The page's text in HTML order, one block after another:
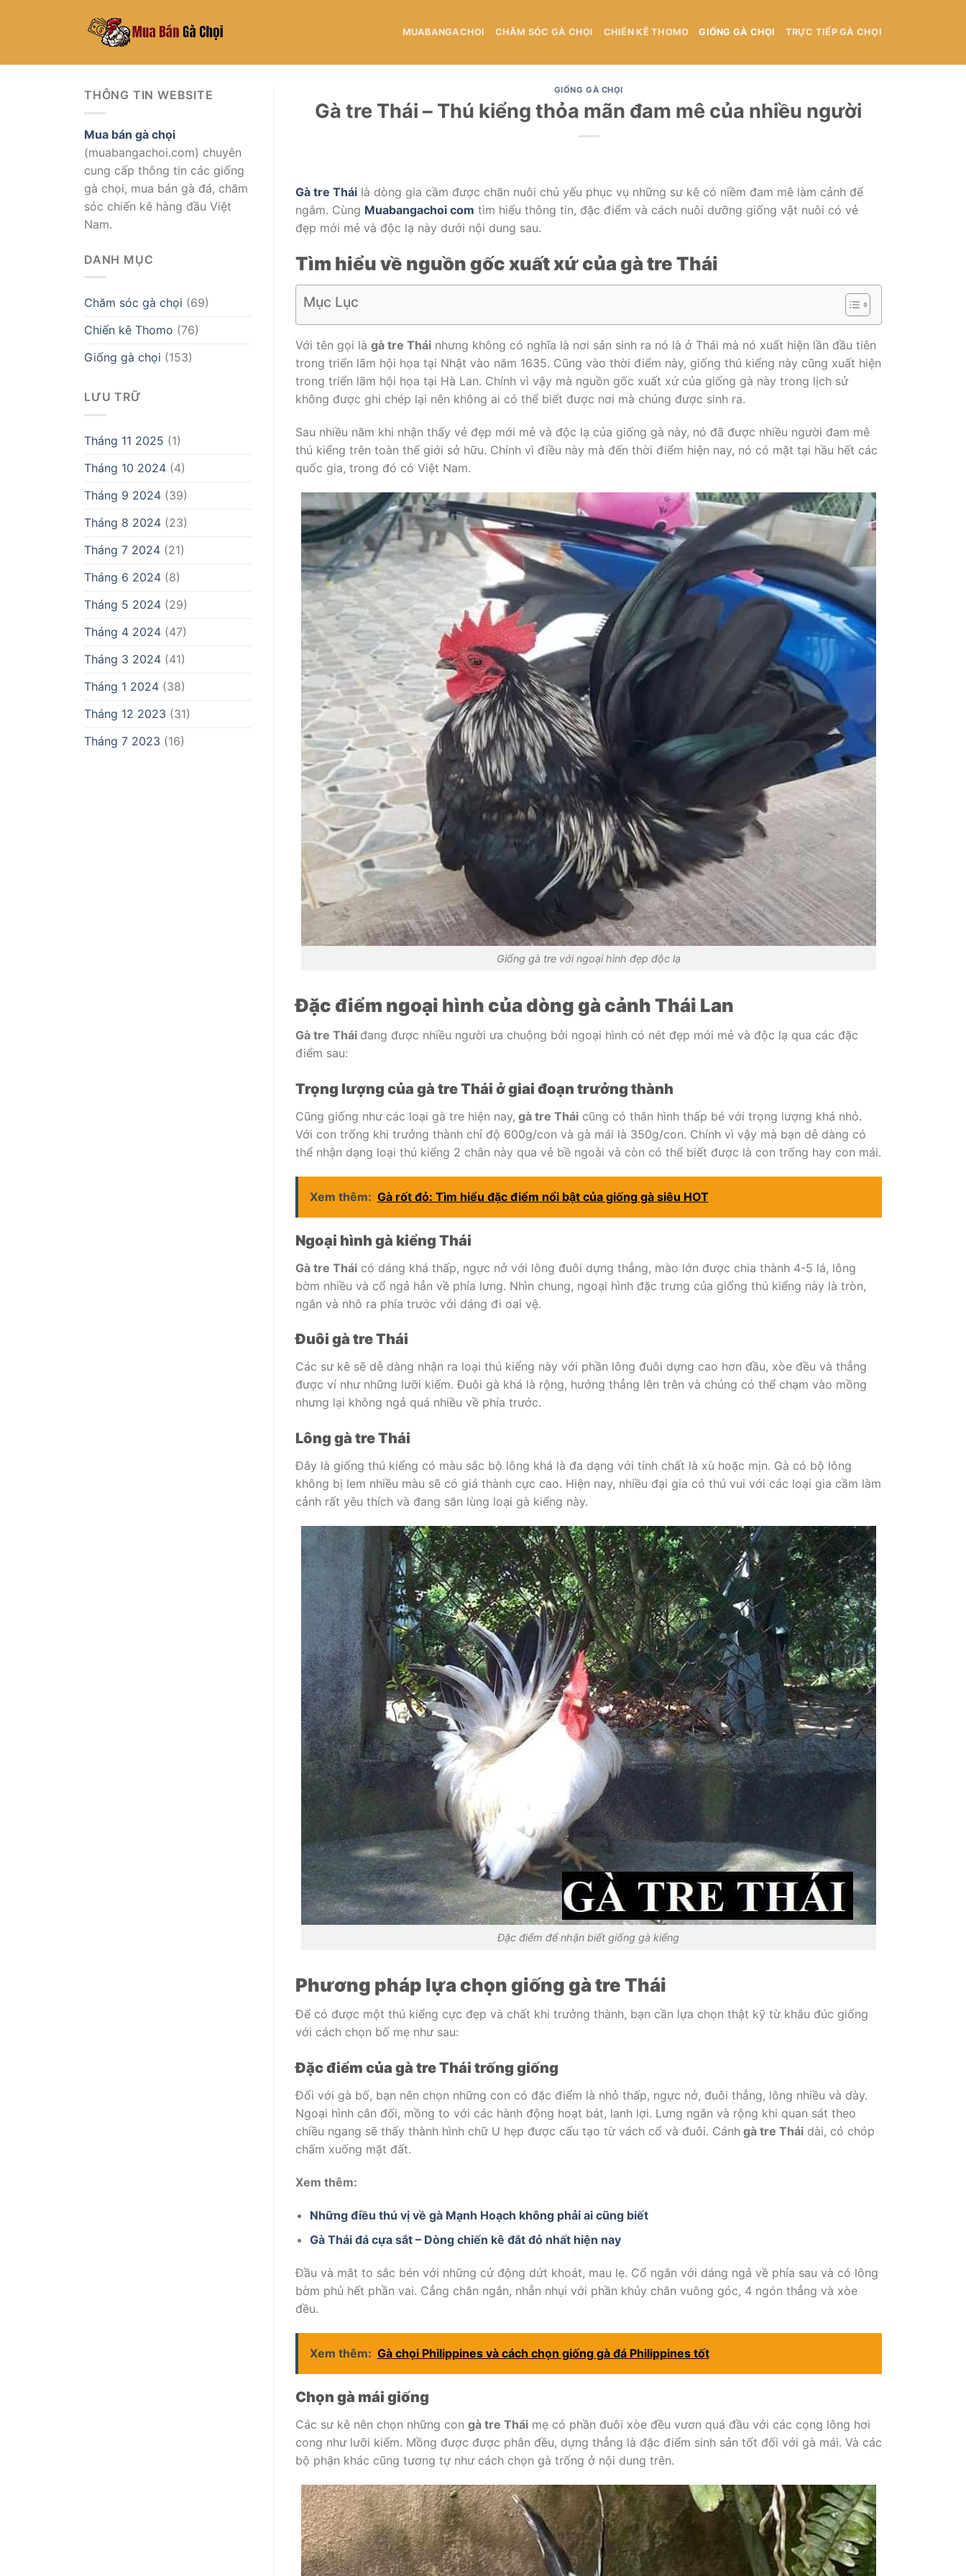
MUABANGACHOI CHĂM SÓC GÀ CHỌI CHIẾN KÊ THOMO GIỐNG GÀ CHỌI TRỰC TIẾP GÀ CHỌI
THÔNG TIN WEBSITE
Mua bán gà chọi
(muabangachoi.com) chuyên
cung cấp thông tin các giống
gà chọi, mua bán gà đá, chăm
sóc chiến kê hàng đầu Việt
Nam.
DANH MỤC
Chăm sóc gà chọi (69)
Chiến kê Thomo (76)
Giống gà chọi (153)
LƯU TRỮ
Tháng 11 2025 (1)
Tháng 10 2024 (4)
Tháng 9 2024 (39)
Tháng 8 2024 (23)
Tháng 7 2024 (21)
Tháng 6 2024 (8)
Tháng 5 2024 (29)
Tháng 4 2024 (47)
Tháng 3 2024 (41)
Tháng 1 2024 (38)
Tháng 12 2023 (31)
Tháng 7 2023 (16)
GIỐNG GÀ CHỌI
Gà tre Thái – Thú kiểng thỏa mãn đam mê của nhiều người
Gà tre Tháilà dòng gia cầm được chăn nuôi chủ yếu phục vụ những sư kê có niềm đam mê làm cảnh để
ngắm. Cùng Muabangachoi com tìm hiểu thông tin, đặc điểm và cách nuôi dưỡng giống vật nuôi có vẻ
đẹp mới mẻ và độc lạ này dưới nội dung sau.
Tìm hiểu về nguồn gốc xuất xứ của gà tre Thái
Mục Lục
Với tên gọi là gà tre Tháinhưng không có nghĩa là nơi sản sinh ra nó là ở Thái mà nó xuất hiện lần đầu tiên
trong triển lãm hội họa tại Nhật vào năm 1635. Cũng vào thời điểm này, giống thú kiểng này cũng xuất hiện
trong triển lãm hội họa tại Hà Lan. Chính vì vậy mà nguồn gốc xuất xứ của giống gà này trong lịch sử
không được ghi chép lại nên không ai có thể biết được nơi mà chúng được sinh ra.
Sau nhiều năm khi nhận thấy vẻ đẹp mới mẻ và độc lạ của giống gà này, nó đã được nhiều người đam mê
thú kiểng trên toàn thế giới sở hữu. Chính vì điều này mà đến thời điểm hiện nay, nó có mặt tại hầu hết các
quốc gia, trong đó có Việt Nam.
Giống gà tre với ngoại hình đẹp độc lạ
Đặc điểm ngoại hình của dòng gà cảnh Thái Lan
Gà tre Thái đang được nhiều người ưa chuộng bởi ngoại hình có nét đẹp mới mẻ và độc lạ qua các đặc
điểm sau:
Trọng lượng của gà tre Thái ở giai đoạn trưởng thành
Cũng giống như các loại gà tre hiện nay, gà tre Tháicũng có thân hình thấp bé với trọng lượng khá nhỏ.
Với con trống khi trưởng thành chỉ độ 600g/con và gà mái là 350g/con. Chính vì vậy mà bạn dễ dàng có
thể nhận dạng loại thú kiểng 2 chân này qua vẻ bề ngoài và còn có thể biết được là con trống hay con mái.
Xem thêm: Gà rốt đỏ: Tìm hiểu đặc điểm nổi bật của giống gà siêu HOT
Ngoại hình gà kiểng Thái
Gà tre Tháicó dáng khá thấp, ngực nở với lông đuôi dựng thẳng, mào lớn được chia thành 4-5 lá, lông
bờm nhiều và cổ ngả hẳn về phía lưng. Nhìn chung, ngoại hình đặc trưng của giống thú kiểng này là tròn,
ngắn và nhô ra phía trước với dáng đi oai vệ.
Đuôi gà tre Thái
Các sư kê sẽ dễ dàng nhận ra loại thú kiểng này với phần lông đuôi dựng cao hơn đầu, xòe đều và thẳng
được ví như những lưỡi kiếm. Đuôi gà khá là rộng, hướng thẳng lên trên và chúng có thể chạm vào mồng
nhưng lại không ngả quá nhiều về phía trước.
Lông gà tre Thái
Đây là giống thú kiểng có màu sắc bộ lông khá là đa dạng với tính chất là xù hoặc mịn. Gà có bộ lông
không bị lem nhiều màu sẽ có giá thành cực cao. Hiện nay, nhiều đại gia có thú vui với các loại gia cầm làm
cảnh rất yêu thích và đang săn lùng loại gà kiểng này.
Đặc điểm để nhận biết giống gà kiểng
Phương pháp lựa chọn giống gà tre Thái
Để có được một thú kiểng cực đẹp và chất khi trưởng thành, bạn cần lựa chọn thật kỹ từ khâu đúc giống
với cách chọn bố mẹ như sau:
Đặc điểm của gà tre Thái trống giống
Đối với gà bố, bạn nên chọn những con có đặc điểm là nhỏ thấp, ngực nở, đuôi thẳng, lông nhiều và dày.
Ngoại hình cân đối, mồng to với các hành động hoạt bát, lanh lợi. Lưng ngắn và rộng khi quan sát theo
chiều ngang sẽ thấy thành hình chữ U hẹp được cấu tạo từ vách cổ và đuôi. Cánhgà tre Tháidài, có chóp
chấm xuống mặt đất.
Xem thêm:
Những điều thú vị về gà Mạnh Hoạch không phải ai cũng biết
Gà Thái đá cựa sắt – Dòng chiến kê đắt đỏ nhất hiện nay
Đầu và mắt to sắc bén với những cử động dứt khoát, mau lẹ. Cổ ngắn với dáng ngả về phía sau và có lông
bờm phủ hết phần vai. Cẳng chân ngắn, nhẵn nhụi với phần khủy chân vuông góc, 4 ngón thẳng và xòe
đều.
Xem thêm: Gà chọi Philippines và cách chọn giống gà đá Philippines tốt
Chọn gà mái giống
Các sư kê nên chọn những con gà tre Tháimẹ có phần đuôi xòe đều vươn quá đầu với các cọng lông hơi
cong như lưỡi kiếm. Mồng được được phân đều, dựng thẳng là đặc điểm sinh sản tốt đối với gà mái. Và các
bộ phận khác cũng tương tự như cách chọn gà trống ở nội dung trên.